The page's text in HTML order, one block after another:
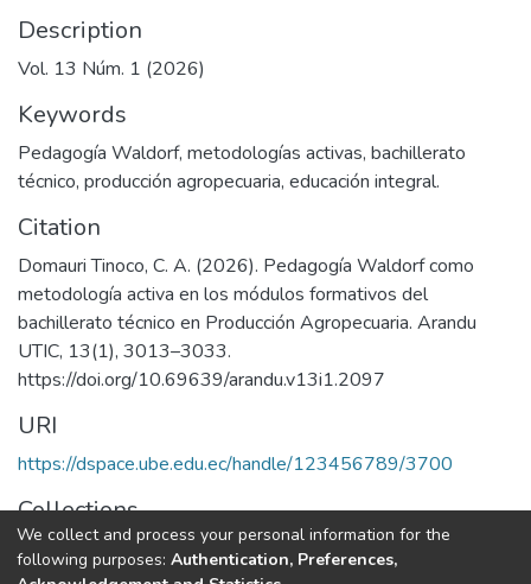
Description
Vol. 13 Núm. 1 (2026)
Keywords
Pedagogía Waldorf, metodologías activas, bachillerato
técnico, producción agropecuaria, educación integral.
Citation
Domauri Tinoco, C. A. (2026). Pedagogía Waldorf como
metodología activa en los módulos formativos del
bachillerato técnico en Producción Agropecuaria. Arandu
UTIC, 13(1), 3013–3033.
https://doi.org/10.69639/arandu.v13i1.2097
URI
https://dspace.ube.edu.ec/handle/123456789/3700
Collections
Artículos Científicos
We collect and process your personal information for the
following purposes: Authentication, Preferences,